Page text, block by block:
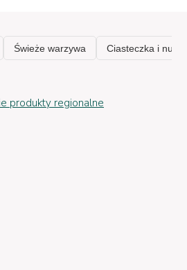
produkty regionalne